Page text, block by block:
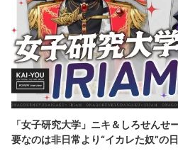
「女子研究大学」ニキ＆しろせん
要なのは非日常より“イカレた奴”の